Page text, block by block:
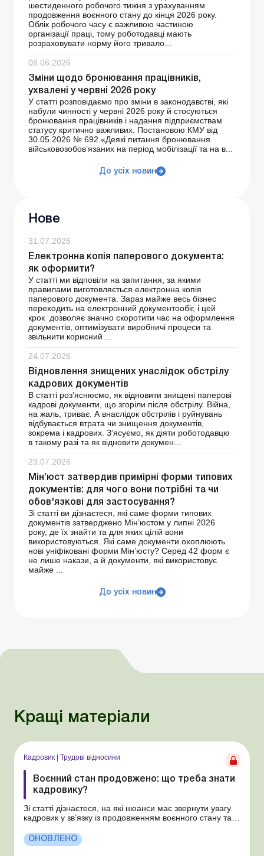
шестиденного робочого тижня з урахуванням
продовження воєнного стану до кінця 2026 року.
Облік робочого часу є важливою частиною
організації праці, тому роботодавці мають
розраховувати норму його тривало...
08.06.2026
Зміни щодо бронювання працівників,
ухвалені у червні 2026 року
У статті розповідаємо про зміни в законодавстві, які
набули чинності у червні 2026 року й стосуються
бронювання працівників і надання підприємствам
статусу критично важливих. Постановою КМУ від
30.05.2026 № 692 «Деякі питання бронювання
військовозобов’язаних на період мобілізації та на в...
До усіх новин
Нове
31.07.2026
Електронна копія паперового документа:
як оформити?
У статті ми відповіли на запитання, за якими
правилами виготовляється електронна копія
паперового документа. Зараз майже весь бізнес
переходить на електронний документообіг, і цей
крок дозволяє значно скоротити час на оформлення
документів, оптимізувати виробничі процеси та
звільнити корисний ...
24.07.2026
Відновлення знищених унаслідок обстрілу
кадрових документів
В статті роз’яснюємо, як відновити знищені паперові
кадрові документи, що згоріли після обстрілу. Війна,
на жаль, триває. А внаслідок обстрілів і руйнувань
відбувається втрата чи знищення документів,
зокрема і кадрових. З’ясуємо, як діяти роботодавцю
в такому разі та як відновити докумен...
23.07.2026
Мін’юст затвердив примірні форми типових
документів: для чого вони потрібні та чи
обов'язкові для застосування?
Зі статті ви дізнаєтеся, які саме форми типових
документів затверджено Мін’юстом у липні 2026
року, де їх знайти та для яких цілій вони
використовуються. Які саме документи охоплюють
нові уніфіковані форми Мін’юсту? Серед 42 форм є
не лише накази, а й документи, які використовує
майже ...
До усіх новин
Кращі матеріали
Кадровик Трудові відносини
Воєнний стан продовжено: що треба знати
кадровику?
Зі статті дізнаєтеся, на які нюанси має звернути увагу
кадровик у зв’язку із продовженням воєнного стану та
мобілізацію строком на 90 діб: з 2 серпня 2026 року до
31 жовтня 2026 року. Розглянемо особливості
ОНОВЛЕНО